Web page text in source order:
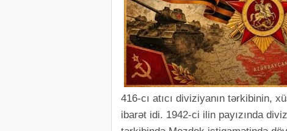
416-cı atıcı diviziyanın tərkibinin,
ibarət idi. 1942-ci ilin payızında